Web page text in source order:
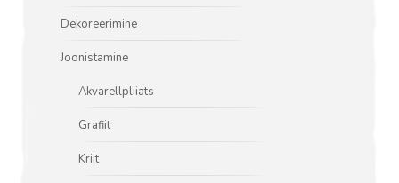
Dekoreerimine
Joonistamine
Akvarellpliiats
Grafiit
Kriit